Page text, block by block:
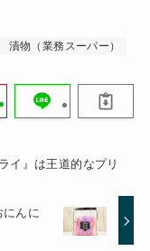
漬物（業務スーパー）
イ』は王道的なプリ
んに